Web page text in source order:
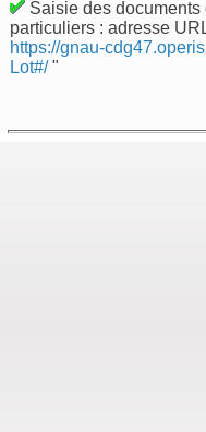
Saisie des
particuliers : adresse
https://gnau-
Lot#/"